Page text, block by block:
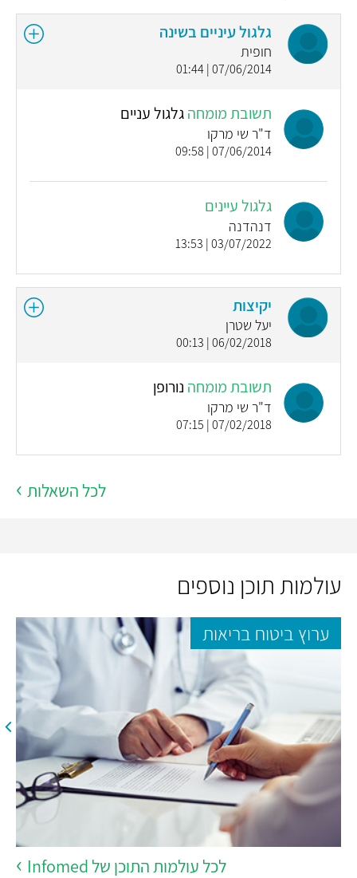
גלגול עיניים בשינה
חופית
07/06/2014 | 01:44
תשובת מומחהגלגול עניים
ד"ר שי מרקו
07/06/2014 | 09:58
גלגול עיינים
דנהדנה
03/07/2022 | 13:53
יקיצות
יעל שטרן
06/02/2018 | 00:13
תשובת מומחה נורופן
ד"ר שי מרקו
07/02/2018 | 07:15
לכל השאלות
עולמות תוכן נוספים
ערוץ ביטוח בריאות
לכל עולמות התוכן של Infomed